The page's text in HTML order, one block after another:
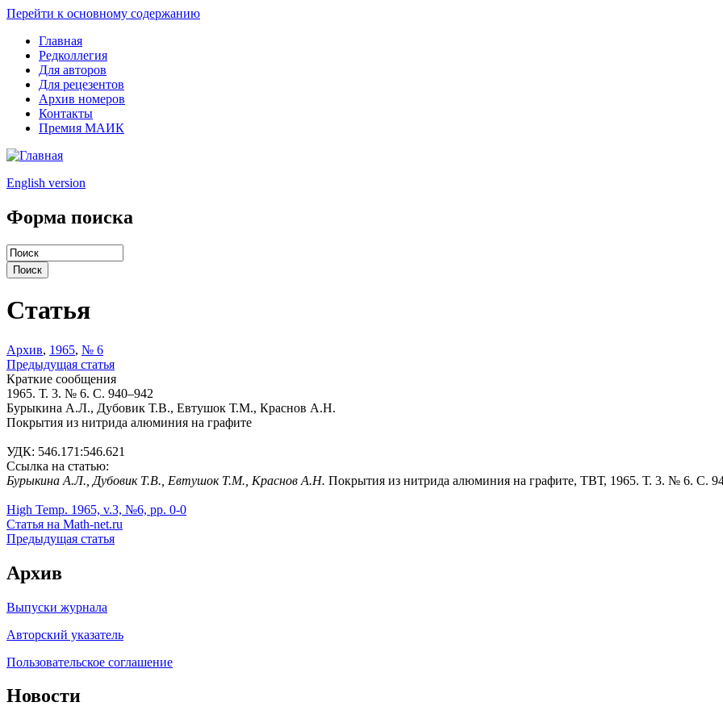
Перейти к основному содержанию
Главная
Редколлегия
Для авторов
Для рецезентов
Архив номеров
Контакты
Премия МАИК
English version
Форма поиска
Статья
Архив, 1965, № 6
Предыдущая статья
Краткие сообщения
1965. Т. 3. № 6. С. 940–942
Бурыкина А.Л., Дубовик Т.В., Евтушок Т.М., Краснов А.Н.
Покрытия из нитрида алюминия на графите
УДК: 546.171:546.621
Ссылка на статью:
Бурыкина А.Л., Дубовик Т.В., Евтушок Т.М., Краснов А.Н. Покрытия из нитрида алюминия на графите, ТВТ, 1965. Т. 3. № 6. С.
High Temp. 1965, v.3, №6, pp. 0-0
Статья на Math-net.ru
Предыдущая статья
Архив
Выпуски журнала
Авторский указатель
Пользовательское соглашение
Новости